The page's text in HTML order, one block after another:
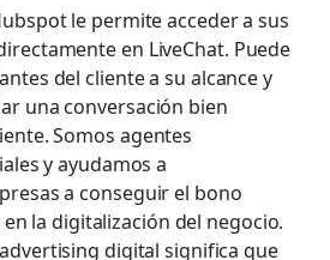
le permite acceder a sus
en LiveChat. Puede
del cliente a su alcance y
una conversación bien
Somos agentes
y ayudamos a
a conseguir el bono
la digitalización del negocio.
digital significa que